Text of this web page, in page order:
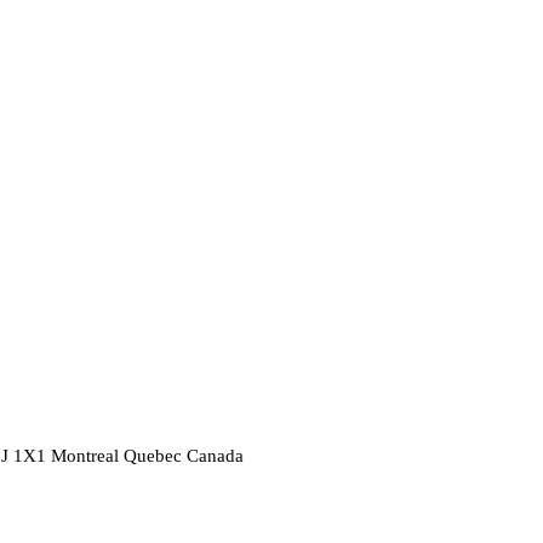
1X1 Montreal Quebec Canada